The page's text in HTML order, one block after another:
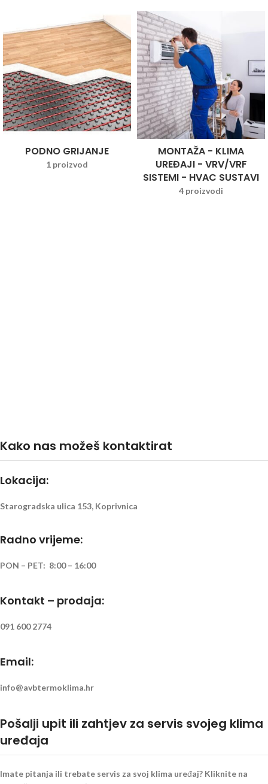
PODNO GRIJANJE
1 proizvod
MONTAŽA - KLIMA
UREĐAJI - VRV/VRF
SISTEMI - HVAC SUSTAVI
4 proizvodi
Kako nas možeš kontaktirat
Lokacija:
Starogradska ulica 153, Koprivnica
Radno vrijeme:
PON – PET: 8:00 – 16:00
Kontakt – prodaja:
091 600 2774
Email:
info@avbtermoklima.hr
Pošalji upit ili zahtjev za servis svojeg klima
uređaja
Imate pitanja ili trebate servis za svoj klima uređaj? Kliknite na